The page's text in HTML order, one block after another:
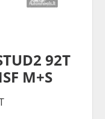
92T
M+S